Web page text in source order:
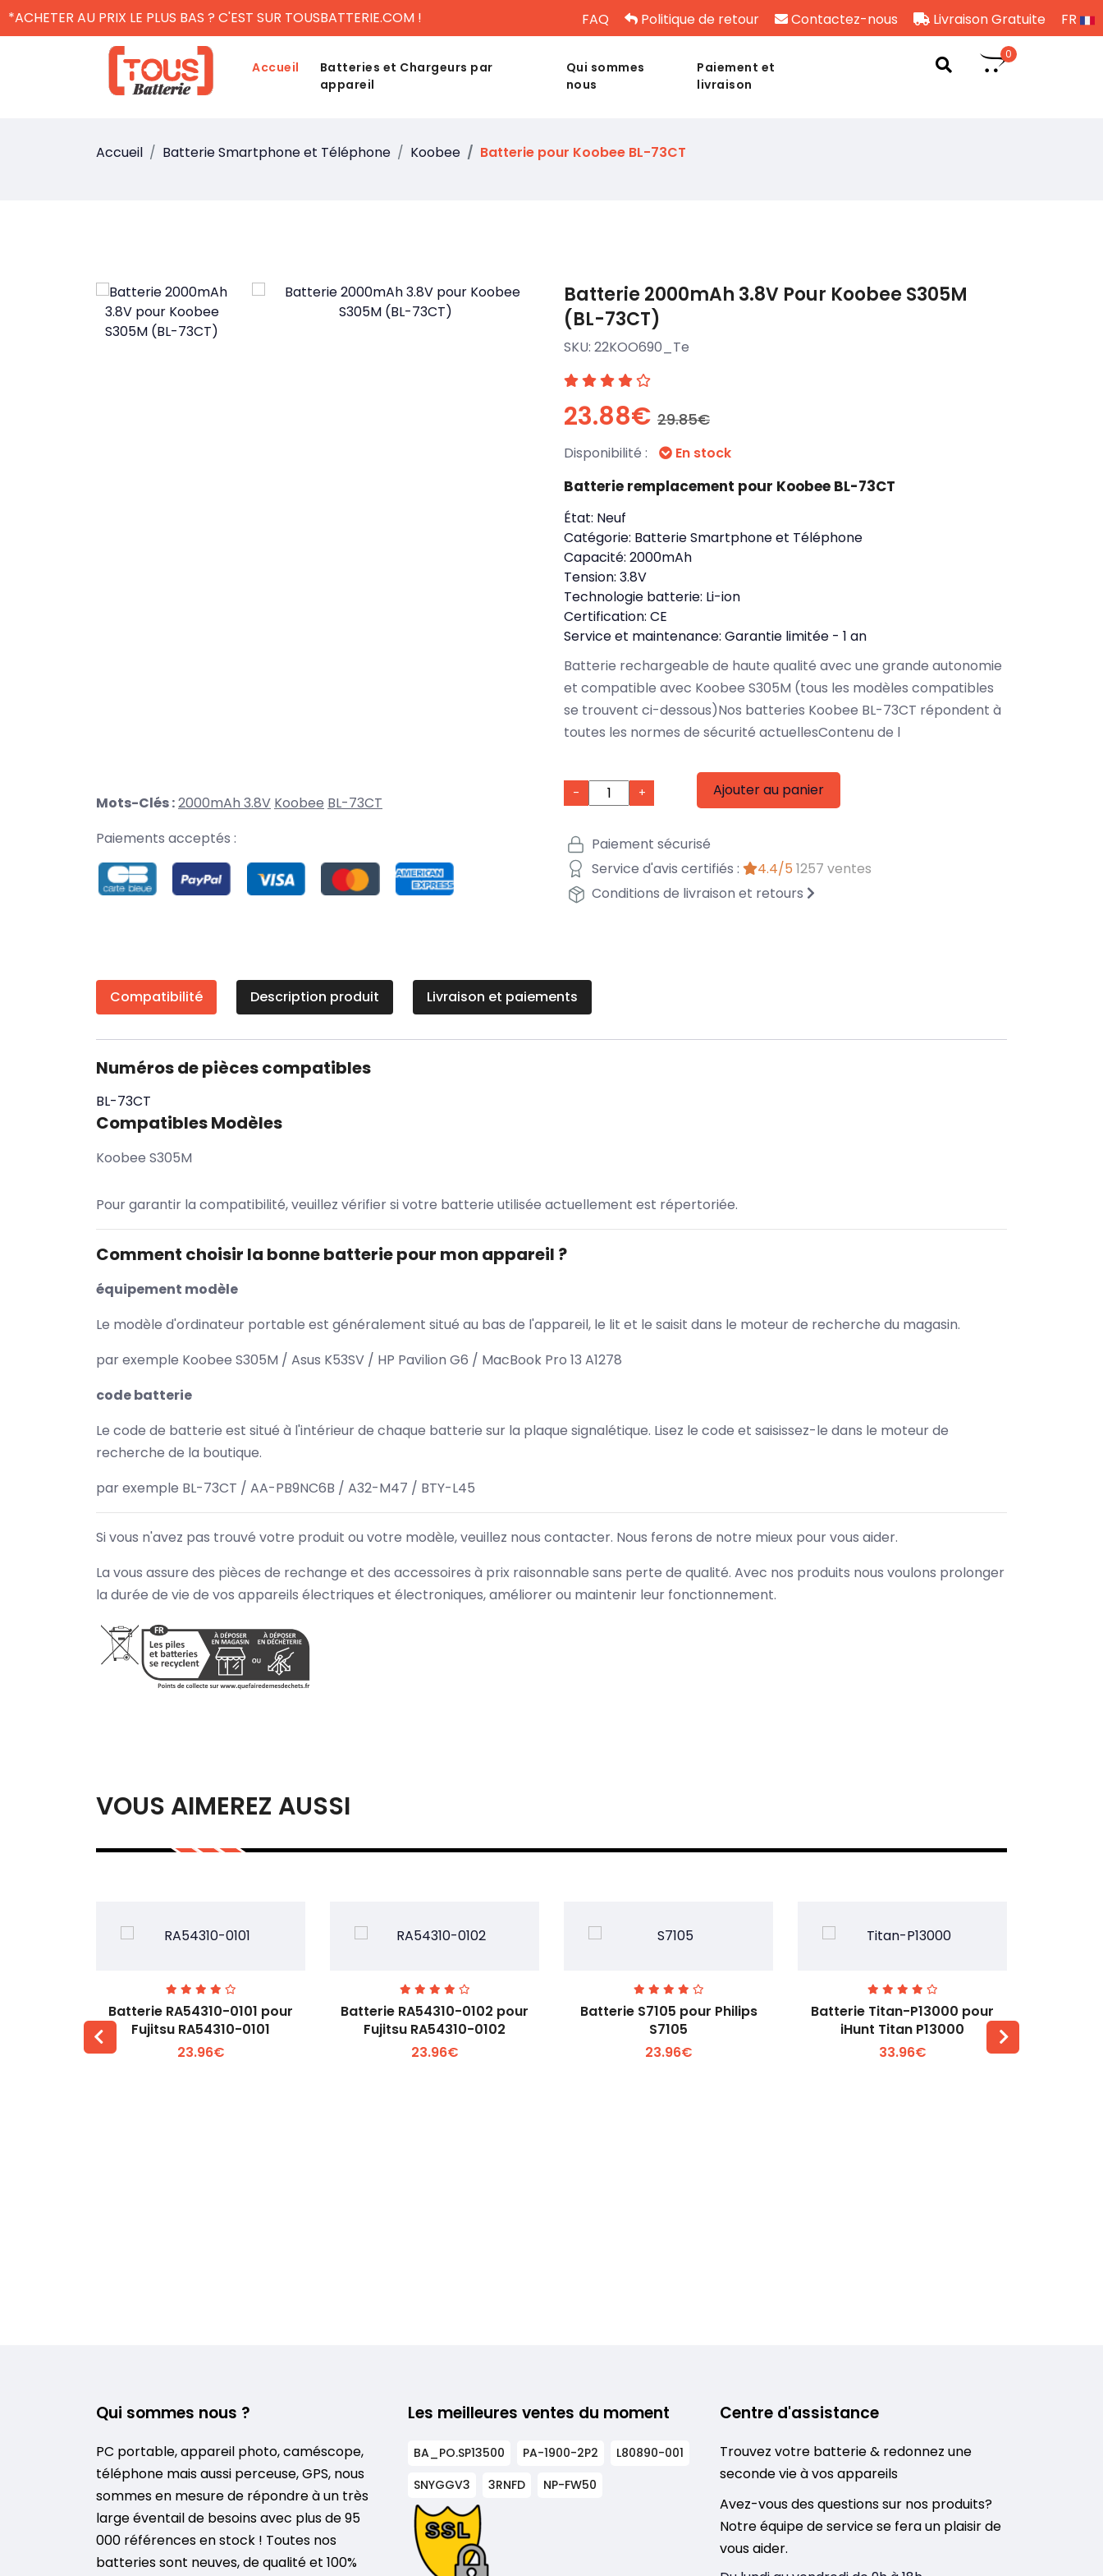
*ACHETER AU PRIX LE PLUS BAS ? C'EST SUR TOUSBATTERIE.COM ! FAQ Politique de retour Contactez-nous Livraison Gratuite FR
Accueil
Batteries et Chargeurs par
appareil
Qui sommes
nous
Paiement et
livraison
0
Accueil Batterie Smartphone et Téléphone Koobee Batterie pour Koobee BL-73CT
Mots-Clés :2000mAh 3.8V Koobee BL-73CT
Paiements acceptés :
Batterie 2000mAh 3.8V Pour Koobee S305M
(BL-73CT)
SKU: 22KOO690_Te
23.88€ 29.85€
Disponibilité : En stock
Batterie remplacement pour Koobee BL-73CT
État: Neuf
Catégorie: Batterie Smartphone et Téléphone
Capacité: 2000mAh
Tension: 3.8V
Technologie batterie: Li-ion
Certification: CE
Service et maintenance: Garantie limitée - 1 an
Batterie rechargeable de haute qualité avec une grande autonomie
et compatible avec Koobee S305M (tous les modèles compatibles
se trouvent ci-dessous)Nos batteries Koobee BL-73CT répondent à
toutes les normes de sécurité actuellesContenu de l
- + Ajouter au panier
Paiement sécurisé
Service d'avis certifiés :
4.4/5 1257 ventes
Conditions de livraison et retours
Compatibilité Description produit Livraison et paiements
Numéros de pièces compatibles
BL-73CT
Compatibles Modèles
Koobee S305M
Pour garantir la compatibilité, veuillez vérifier si votre batterie utilisée actuellement est répertoriée.
Comment choisir la bonne batterie pour mon appareil ?
équipement modèle
Le modèle d'ordinateur portable est généralement situé au bas de l'appareil, le lit et le saisit dans le moteur de recherche du magasin.
par exemple Koobee S305M / Asus K53SV / HP Pavilion G6 / MacBook Pro 13 A1278
code batterie
Le code de batterie est situé à l'intérieur de chaque batterie sur la plaque signalétique. Lisez le code et saisissez-le dans le moteur de
recherche de la boutique.
par exemple BL-73CT / AA-PB9NC6B / A32-M47 / BTY-L45
Si vous n'avez pas trouvé votre produit ou votre modèle, veuillez nous contacter. Nous ferons de notre mieux pour vous aider.
La vous assure des pièces de rechange et des accessoires à prix raisonnable sans perte de qualité. Avec nos produits nous voulons prolonger
la durée de vie de vos appareils électriques et électroniques, améliorer ou maintenir leur fonctionnement.
VOUS AIMEREZ AUSSI
Voir plus +
Batterie RA54310-0101 pour
Fujitsu RA54310-0101
23.96€
Voir plus +
Batterie RA54310-0102 pour
Fujitsu RA54310-0102
23.96€
Voir plus +
Batterie S7105 pour Philips
S7105
23.96€
Voir plus +
Batterie Titan-P13000 pour
iHunt Titan P13000
33.96€
Qui sommes nous ?
PC portable, appareil photo, caméscope,
téléphone mais aussi perceuse, GPS, nous
sommes en mesure de répondre à un très
large éventail de besoins avec plus de 95
000 références en stock ! Toutes nos
batteries sont neuves, de qualité et 100%
Les meilleures ventes du moment
BA_PO.SP13500 PA-1900-2P2
L80890-001
SNYGGV3
3RNFD NP-FW50
Centre d'assistance
Trouvez votre batterie & redonnez une
seconde vie à vos appareils
Avez-vous des questions sur nos produits?
Notre équipe de service se fera un plaisir de
vous aider.